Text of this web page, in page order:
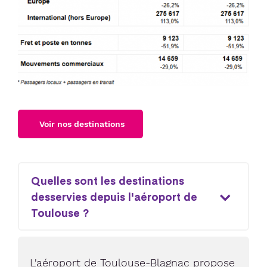
Voir nos destinations
Quelles sont les destinations
desservies depuis l'aéroport de
Toulouse ?
L'aéroport de Toulouse-Blagnac propose